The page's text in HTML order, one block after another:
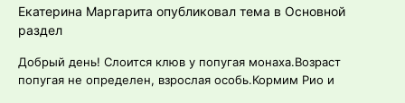
Екатерина Маргарита опубликовал тема в Основной
раздел
Добрый день! Слоится клюв у попугая монаха.Возраст
попугая не определен, взрослая особь.Кормим Рио и